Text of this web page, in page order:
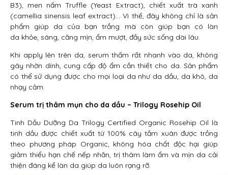
B3), men nấm Truffle (Yeast Extract), chiết xuất trà xanh
(camellia sinensis leaf extract)… Vì thế, đây không chỉ là sản
phẩm giúp da của bạn trắng mà còn giúp bạn có làn
da khỏe, sáng, căng mịn, ẩm mượt, đầy sức sống dài lâu.
Khi apply lên trên da, serum thấm rất nhanh vào da, không
gây nhờn dính, cung cấp độ ẩm cần thiết cho da. Sản phẩm
có thể sử dụng được cho mọi loại da như da dầu, da khô, da
nhạy cảm.
Serum trị thâm mụn cho da dầu – Trilogy Rosehip Oil
Tinh Dầu Dưỡng Da Trilogy Certified Organic Rosehip Oil là
tinh dầu được chiết xuất từ 100% cây tầm xuân được trồng
theo phương pháp Organic, không hóa chất độc hại giúp
giảm thiểu hạn chế nếp nhăn, trị thâm làm ẩm và mịn da cải
thiện đáng kể làn da giúp da luôn rạng rỡ.